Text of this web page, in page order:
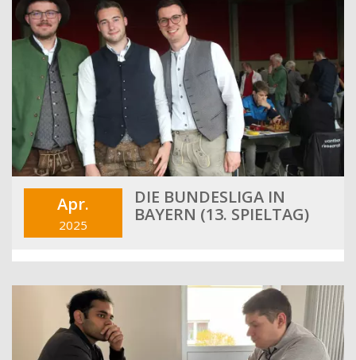
Apr.
2025
DIE BUNDESLIGA IN
BAYERN (13. SPIELTAG)